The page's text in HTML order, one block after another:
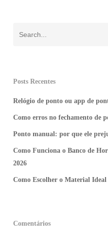
Posts Recentes
Relógio de ponto ou app de
Como erros no fechamento de
Ponto manual: por que ele
Como Funciona o Banco de
2026
Como Escolher o Material
Comentários